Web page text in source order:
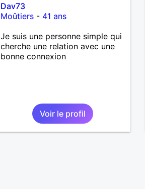
Dav73
Moûtiers- 41 ans
Je suis une personne simple qui
cherche une relation avec une
bonne connexion
Voir le profil